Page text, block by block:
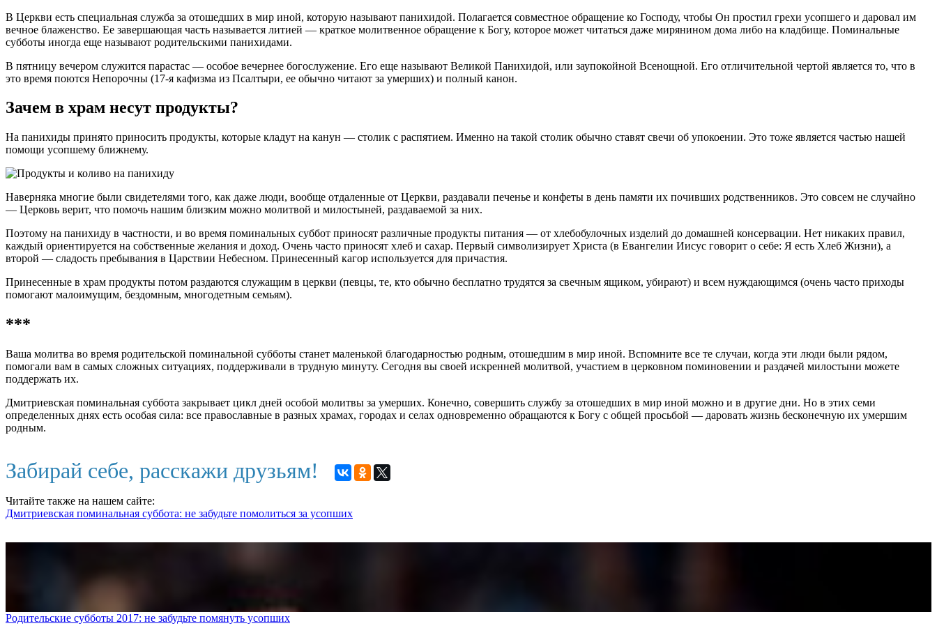
В Церкви есть специальная служба за отошедших в мир иной, которую называют панихидой. Полагается совместное обращение ко Господу, чтобы Он простил грехи усопшего и даровал им
вечное блаженство. Ее завершающая часть называется литией — краткое молитвенное обращение к Богу, которое может читаться даже мирянином дома либо на кладбище. Поминальные
субботы иногда еще называют родительскими панихидами.
В пятницу вечером служится парастас — особое вечернее богослужение. Его еще называют Великой Панихидой, или заупокойной Всенощной. Его отличительной чертой является то, что в
это время поются Непорочны (17-я кафизма из Псалтыри, ее обычно читают за умерших) и полный канон.
Зачем в храм несут продукты?
На панихиды принято приносить продукты, которые кладут на канун — столик с распятием. Именно на такой столик обычно ставят свечи об упокоении. Это тоже является частью нашей
помощи усопшему ближнему.
Наверняка многие были свидетелями того, как даже люди, вообще отдаленные от Церкви, раздавали печенье и конфеты в день памяти их почивших родственников. Это совсем не случайно
— Церковь верит, что помочь нашим близким можно молитвой и милостыней, раздаваемой за них.
Поэтому на панихиду в частности, и во время поминальных суббот приносят различные продукты питания — от хлебобулочных изделий до домашней консервации. Нет никаких правил,
каждый ориентируется на собственные желания и доход. Очень часто приносят хлеб и сахар. Первый символизирует Христа (в Евангелии Иисус говорит о себе: Я есть Хлеб Жизни), а
второй — сладость пребывания в Царствии Небесном. Принесенный кагор используется для причастия.
Принесенные в храм продукты потом раздаются служащим в церкви (певцы, те, кто обычно бесплатно трудятся за свечным ящиком, убирают) и всем нуждающимся (очень часто приходы
помогают малоимущим, бездомным, многодетным семьям).
***
Ваша молитва во время родительской поминальной субботы станет маленькой благодарностью родным, отошедшим в мир иной. Вспомните все те случаи, когда эти люди были рядом,
помогали вам в самых сложных ситуациях, поддерживали в трудную минуту. Сегодня вы своей искренней молитвой, участием в церковном поминовении и раздачей милостыни можете
поддержать их.
Дмитриевская поминальная суббота закрывает цикл дней особой молитвы за умерших. Конечно, совершить службу за отошедших в мир иной можно и в другие дни. Но в этих семи
определенных днях есть особая сила: все православные в разных храмах, городах и селах одновременно обращаются к Богу с общей просьбой — даровать жизнь бесконечную их умершим
родным.
Забирай себе, расскажи друзьям!
Читайте также на нашем сайте:
Дмитриевская поминальная суббота: не забудьте помолиться за усопших
Родительские субботы 2017: не забудьте помянуть усопших